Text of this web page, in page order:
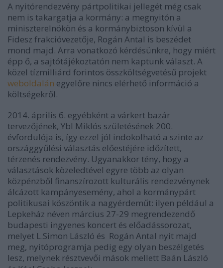
A nyitórendezvény pártpolitikai jellegét még csak
nem is takargatja a kormány: a megnyitón a
miniszterelnökön és a kormánybiztoson kívül a
Fidesz frakcióvezetője, Rogán Antal is beszédet
mond majd. Arra vonatkozó kérdésünkre, hogy miért
épp ő, a sajtótájékoztatón nem kaptunk választ. A
közel tízmilliárd forintos összköltségvetésű projekt
weboldalán egyelőre nincs elérhető információ a
költségekről.
2014. április 6. egyébként a várkert bazár
tervezőjének, Ybl Miklós születésének 200.
évfordulója is, így ezzel jól indokolható a szinte az
országgyűlési választás előestéjére időzített,
térzenés rendezvény. Ugyanakkor tény, hogy a
választások közeledtével egyre több az olyan
közpénzből finanszírozott kulturális rendezvénynek
álcázott kampányesemény, ahol a kormánypárt
politikusai köszöntik a nagyérdeműt: ilyen például a
Lepkeház néven március 27-29 megrendezendő
budapesti ingyenes koncert és előadássorozat,
melyet L.Simon László és Rogán Antal nyit majd
meg, nyitóprogramja pedig egy olyan beszélgetés
lesz, melynek résztvevői mások mellett Baán László